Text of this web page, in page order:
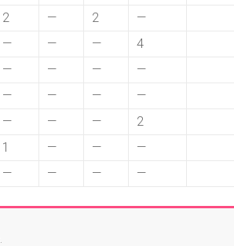
2 — 2
—
— — —
4
— — —
—
— — —
—
— — —
2
1 — —
—
— — — —
.